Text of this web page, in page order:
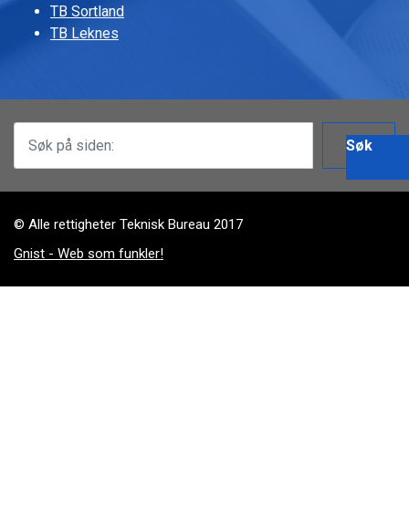
TB Sortland
TB Leknes
Søk
© Alle rettigheter Teknisk Bureau 2017
Gnist - Web som funkler!